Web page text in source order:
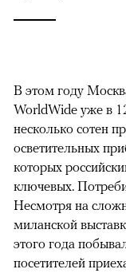
В этом году
WorldWide уже в
несколько сотен
осветительных
которых
ключевых.
Несмотря на
миланской
этого года
посетителей